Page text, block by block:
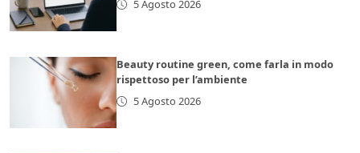
5 Agosto 2026
Beauty routine green, come farla in modo
rispettoso per l’ambiente
5 Agosto 2026